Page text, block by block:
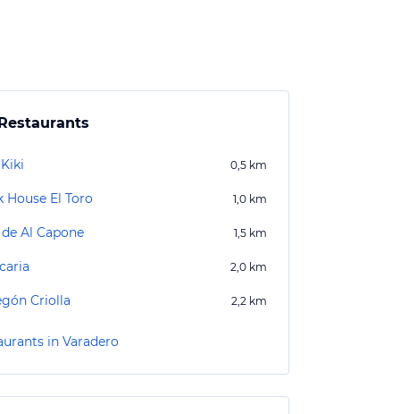
0,5 km
House El Toro 1,0 km
de Al Capone 1,5 km
2,0 km
Criolla 2,2 km
in Varadero